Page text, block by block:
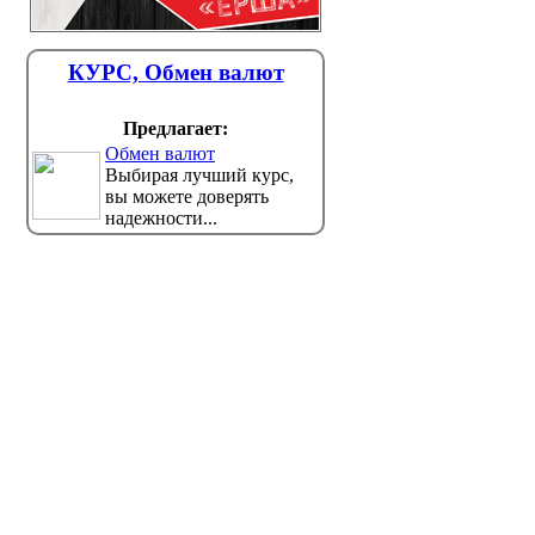
КУРС, Обмен валют
Предлагает:
Обмен валют
Выбирая лучший курс,
вы можете доверять
надежности...